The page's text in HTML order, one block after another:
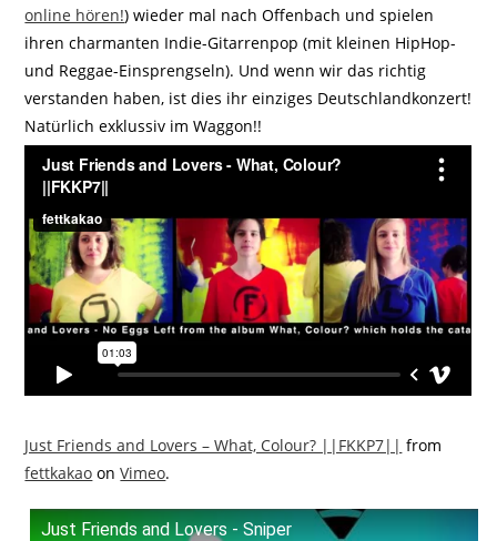
online hören!) wieder mal nach Offenbach und spielen
ihren charmanten Indie-Gitarrenpop (mit kleinen HipHop-
und Reggae-Einsprengseln). Und wenn wir das richtig
verstanden haben, ist dies ihr einziges Deutschlandkonzert!
Natürlich exklussiv im Waggon!!
Just Friends and Lovers – What, Colour? ||FKKP7|| from
fettkakao onVimeo.
Just Friends and Lovers - Sniper